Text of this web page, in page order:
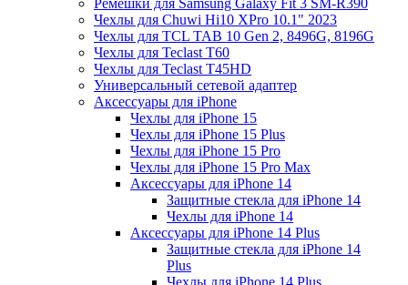
Чехлы для Chuwi Hi10 XPro 10.1" 2023
Чехлы для TCL TAB 10 Gen 2, 8496G, 8196G
Чехлы для Teclast T60
Чехлы для Teclast T45HD
Универсальный сетевой адаптер
Аксессуары для iPhone
Чехлы для iPhone 15
Чехлы для iPhone 15 Plus
Чехлы для iPhone 15 Pro
Чехлы для iPhone 15 Pro Max
Аксессуары для iPhone 14
Защитные стекла для iPhone 14
Чехлы для iPhone 14
Аксессуары для iPhone 14 Plus
Защитные стекла для iPhone 14
Plus
Чехлы для iPhone 14 Plus